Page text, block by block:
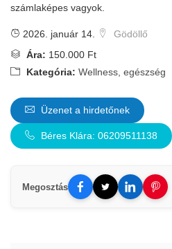
számlaképes vagyok.
2026. január 14.
Gödöllő
Ára: 150.000 Ft
Kategória: Wellness, egészség
Üzenet a hirdetőnek
Béres Klára: 06209511138
Megosztás